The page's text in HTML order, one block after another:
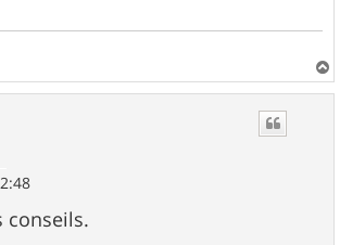
a
conseils.